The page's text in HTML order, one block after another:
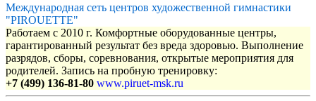
Международная сеть центров художественной гимнастики
"PIROUETTE"
Работаем с 2010 г. Комфортные оборудованные центры,
гарантированный результат без вреда здоровью. Выполнение
разрядов, сборы, соревнования, открытые мероприятия для
родителей. Запись на пробную тренировку:
+7 (499) 136-81-80 www.piruet-msk.ru